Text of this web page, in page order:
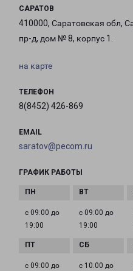
САРАТОВ
410000, Саратовская обл,
пр-д, дом № 8, корпус 1.
на карте
ТЕЛЕФОН
8(8452) 426-869
EMAIL
saratov@pecom.ru
ГРАФИК РАБОТЫ
с 09:00 до
19:00
с 09:00 до
19:00
с 09:00 до
с 10:00 до